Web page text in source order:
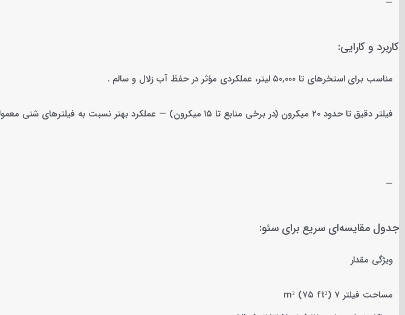
کاربرد و کارایی:
مناسب برای استخرهای تا ۵۰,۰۰۰ لیتر، عملکردی مؤثر در حفظ آب زلال و سالم .
فیلتر دقیق تا حدود ۲۰ میکرون (در برخی منابع تا ۱۵ میکرون) — عملکرد بهتر نسبت به فیلترهای شنی معمولی (~۱۰۰ میکرون) .
—
جدول مقایسه‌ای سریع برای سئو:
ویژگی مقدار
مساحت فیلتر ۷ m² (۷۵ ft²)